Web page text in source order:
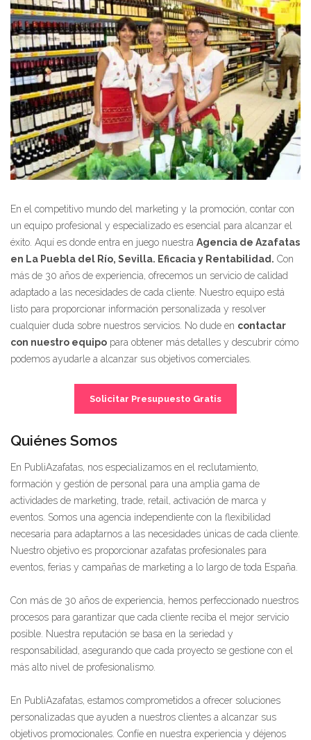
En el competitivo mundo del marketing y la promoción, contar con
un equipo profesional y especializado es esencial para alcanzar el
éxito. Aquí es donde entra en juego nuestra Agencia de Azafatas
en La Puebla del Río, Sevilla. Eficacia y Rentabilidad. Con
más de 30 años de experiencia, ofrecemos un servicio de calidad
adaptado a las necesidades de cada cliente. Nuestro equipo está
listo para proporcionar información personalizada y resolver
cualquier duda sobre nuestros servicios. No dude en contactar
con nuestro equipo para obtener más detalles y descubrir cómo
podemos ayudarle a alcanzar sus objetivos comerciales.
Solicitar Presupuesto Gratis
Quiénes Somos
En PubliAzafatas, nos especializamos en el reclutamiento,
formación y gestión de personal para una amplia gama de
actividades de marketing, trade, retail, activación de marca y
eventos. Somos una agencia independiente con la flexibilidad
necesaria para adaptarnos a las necesidades únicas de cada cliente.
Nuestro objetivo es proporcionar azafatas profesionales para
eventos, ferias y campañas de marketing a lo largo de toda España.
Con más de 30 años de experiencia, hemos perfeccionado nuestros
procesos para garantizar que cada cliente reciba el mejor servicio
posible. Nuestra reputación se basa en la seriedad y
responsabilidad, asegurando que cada proyecto se gestione con el
más alto nivel de profesionalismo.
En PubliAzafatas, estamos comprometidos a ofrecer soluciones
personalizadas que ayuden a nuestros clientes a alcanzar sus
objetivos promocionales. Confíe en nuestra experiencia y déjenos